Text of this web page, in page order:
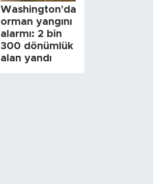
Washington'da
orman yangını
alarmı: 2 bin
300 dönümlük
alan yandı